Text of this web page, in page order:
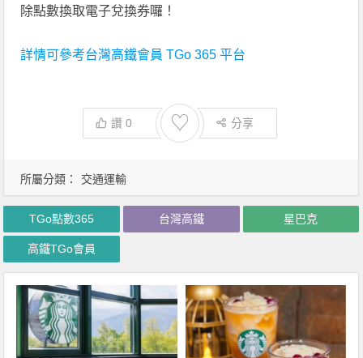
除點數換取電子兌換券囉！
詳情可參考台灣高鐵會員 TGo 365 平台
讚0 ♡ 分享
所屬分類： 交通運輸
TGo點數365 台灣高鐵 星巴克
高鐵TGo會員